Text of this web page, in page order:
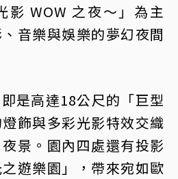
影 WOW 之夜～」為主
音樂與娛樂的夢幻夜間
是高達18公尺的「巨型
飾與多彩光影特效交織
景。園內四處還有投影
遊樂園」，帶來宛如歐